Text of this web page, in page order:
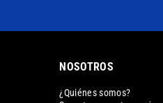
NOSOTROS
¿Quiénes somos?